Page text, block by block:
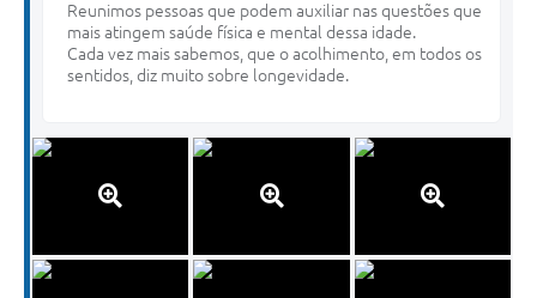
Reunimos pessoas que podem auxiliar nas questões que
mais atingem saúde física e mental dessa idade.
Cada vez mais sabemos, que o acolhimento, em todos os
sentidos, diz muito sobre longevidade.